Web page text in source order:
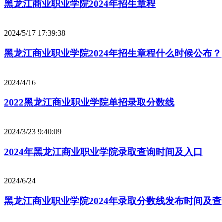
黑龙江商业职业学院2024年招生章程
2024/5/17 17:39:38
黑龙江商业职业学院2024年招生章程什么时候公布？
2024/4/16
2022黑龙江商业职业学院单招录取分数线
2024/3/23 9:40:09
2024年黑龙江商业职业学院录取查询时间及入口
2024/6/24
黑龙江商业职业学院2024年录取分数线发布时间及